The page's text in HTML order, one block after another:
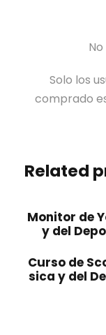
Solo los
comprado
Related
Monitor de
y del
Curso de
sica y del